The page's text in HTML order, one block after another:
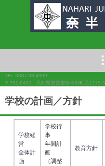
TEL 0887-38-4909
〒781-6402 高知県安芸郡奈半利町乙1315-3
学校の計画／方針
学校経
営
全体計
画
学校行
事
年間計
画
（調整
教育方針